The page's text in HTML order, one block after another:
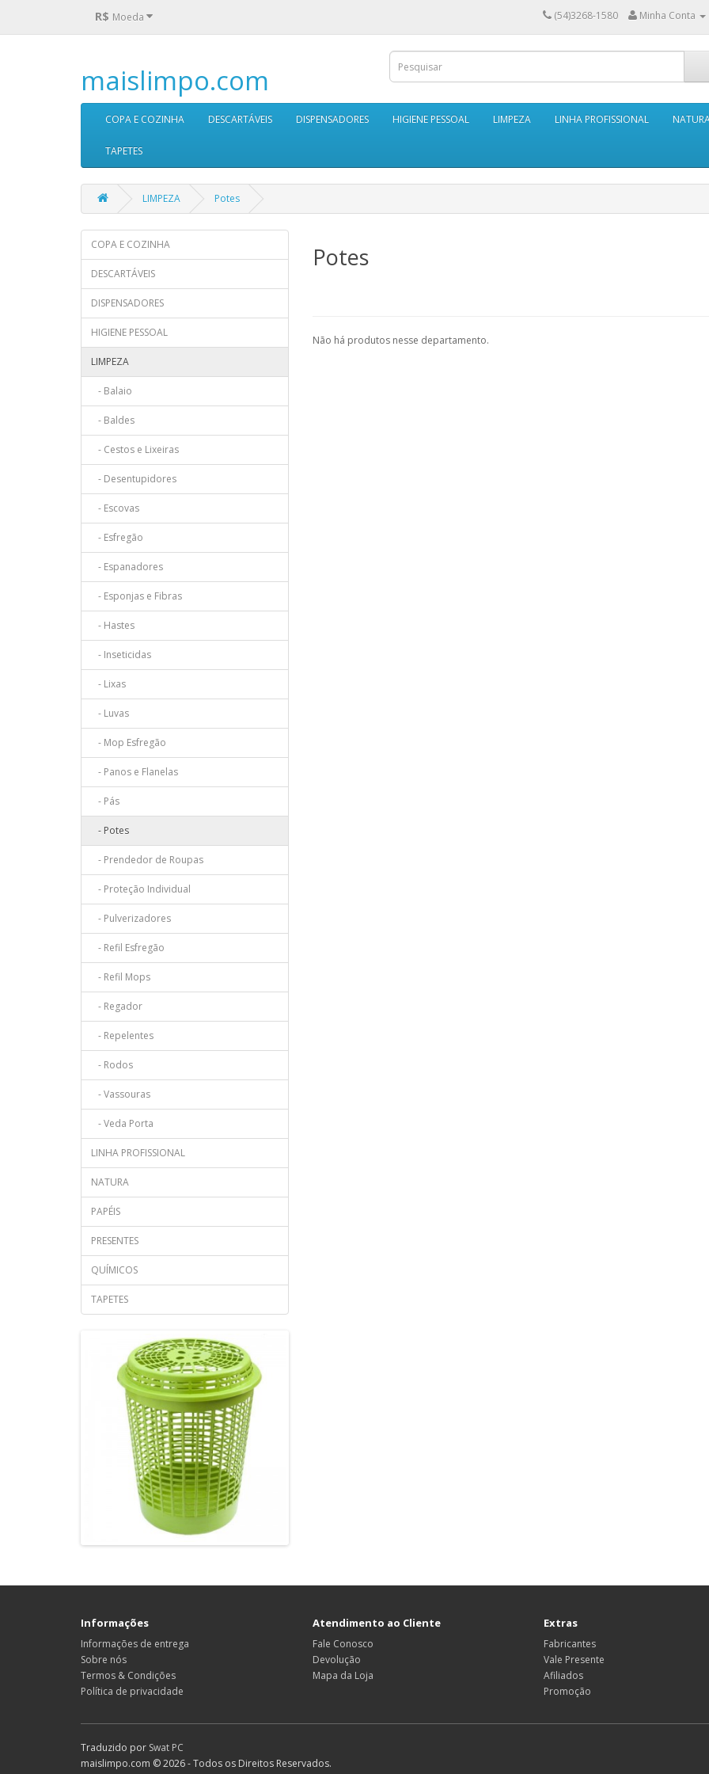
R$ Moeda (54)3268-1580 Minha Conta
maislimpo.com
COPA E COZINHA DESCARTÁVEIS DISPENSADORES HIGIENE PESSOAL LIMPEZA LINHA PROFISSIONAL
TAPETES
LIMPEZA Potes
COPA E COZINHA
DESCARTÁVEIS
DISPENSADORES
HIGIENE PESSOAL
LIMPEZA
- Balaio
- Baldes
- Cestos e Lixeiras
- Desentupidores
- Escovas
- Esfregão
- Espanadores
- Esponjas e Fibras
- Hastes
- Inseticidas
- Lixas
- Luvas
- Mop Esfregão
- Panos e Flanelas
- Pás
- Potes
- Prendedor de Roupas
- Proteção Individual
- Pulverizadores
- Refil Esfregão
- Refil Mops
- Regador
- Repelentes
- Rodos
- Vassouras
- Veda Porta
LINHA PROFISSIONAL
NATURA
PAPÉIS
PRESENTES
QUÍMICOS
TAPETES
Potes
Não há produtos nesse departamento.
Informações
Informações de entrega
Sobre nós
Termos & Condições
Política de privacidade
Atendimento ao Cliente
Fale Conosco
Devolução
Mapa da Loja
Extras
Fabricantes
Vale Presente
Afiliados
Promoção
Traduzido por Swat PC
maislimpo.com © 2026 - Todos os Direitos Reservados.